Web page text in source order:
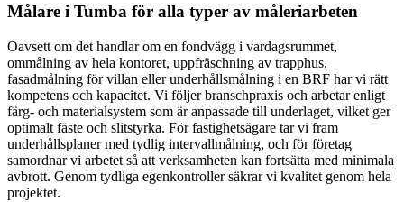
Målare i Tumba för alla typer av måleriarbeten
Oavsett om det handlar om en fondvägg i vardagsrummet,
ommålning av hela kontoret, uppfräschning av trapphus,
fasadmålning för villan eller underhållsmålning i en BRF har vi rätt
kompetens och kapacitet. Vi följer branschpraxis och arbetar enligt
färg- och materialsystem som är anpassade till underlaget, vilket ger
optimalt fäste och slitstyrka. För fastighetsägare tar vi fram
underhållsplaner med tydlig intervallmålning, och för företag
samordnar vi arbetet så att verksamheten kan fortsätta med minimala
avbrott. Genom tydliga egenkontroller säkrar vi kvalitet genom hela
projektet.